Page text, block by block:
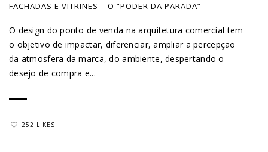
FACHADAS E VITRINES – O “PODER DA PARADA”
O design do ponto de venda na arquitetura comercial tem
o objetivo de impactar, diferenciar, ampliar a percepção
da atmosfera da marca, do ambiente, despertando o
desejo de compra e...
252 LIKES